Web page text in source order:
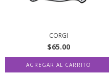
CORGI
$65.00